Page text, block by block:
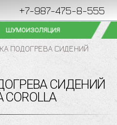
+7-987-475-8-555
УСТАНОВКА
ПОДОГРЕВА СИДЕНИЙ
COROLLA